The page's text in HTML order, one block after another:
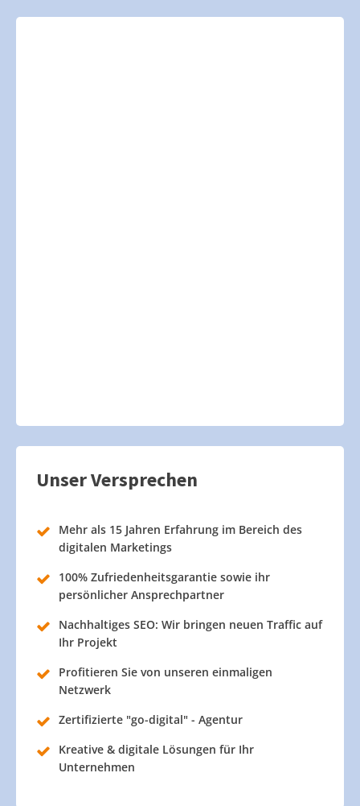
Unser Versprechen
Mehr als 15 Jahren Erfahrung im Bereich des
digitalen Marketings
100% Zufriedenheitsgarantie sowie ihr
persönlicher Ansprechpartner
Nachhaltiges SEO: Wir bringen neuen Traffic auf
Ihr Projekt
Profitieren Sie von unseren einmaligen
Netzwerk
Zertifizierte "go-digital" - Agentur
Kreative & digitale Lösungen für Ihr
Unternehmen